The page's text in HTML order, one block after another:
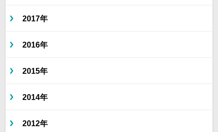
2017年
2016年
2015年
2014年
2012年